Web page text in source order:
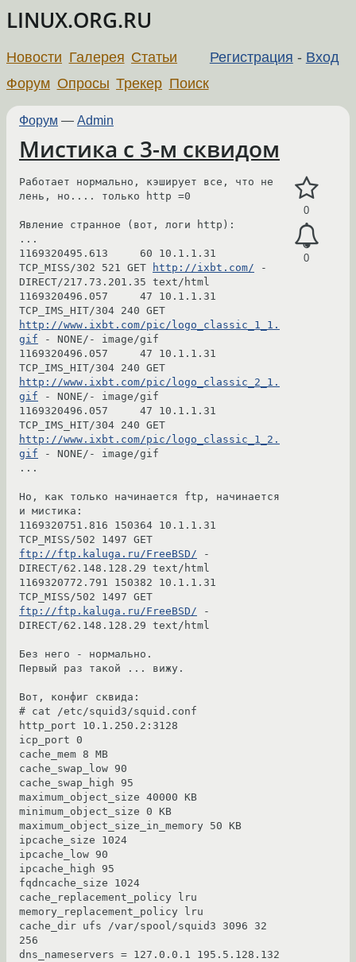
LINUX.ORG.RU
Регистрация - Вход
Новости Галерея Статьи
Форум Опросы Трекер Поиск
Форум — Admin
Мистика с 3-м сквидом
0
0
Работает нормально, кэширует все, что не
лень, но.... только http =0
Явление странное (вот, логи http):
...
1169320495.613     60 10.1.1.31
TCP_MISS/302 521 GET
http://ixbt.com/ -
DIRECT/217.73.201.35 text/html
1169320496.057     47 10.1.1.31
http://www.ixbt.com/pic/logo_classic_1_1.
gif - NONE/- image/gif
1169320496.057     47 10.1.1.31
http://www.ixbt.com/pic/logo_classic_2_1.
gif - NONE/- image/gif
1169320496.057     47 10.1.1.31
http://www.ixbt.com/pic/logo_classic_1_2.
gif - NONE/- image/gif
...
Но, как только начинается ftp, начинается
и мистика:
1169320751.816 150364 10.1.1.31
ftp://ftp.kaluga.ru/FreeBSD/ -
DIRECT/62.148.128.29 text/html
1169320772.791 150382 10.1.1.31
ftp://ftp.kaluga.ru/FreeBSD/ -
DIRECT/62.148.128.29 text/html
Без него - нормально.
Первый раз такой ... вижу.
Вот, конфиг сквида:
# cat /etc/squid3/squid.conf
http_port 10.1.250.2:3128
icp_port 0
cache_mem 8 MB
cache_swap_low 90
cache_swap_high 95
maximum_object_size 40000 KB
minimum_object_size 0 KB
maximum_object_size_in_memory 50 KB
ipcache_size 1024
ipcache_low 90
ipcache_high 95
fqdncache_size 1024
cache_replacement_policy lru
memory_replacement_policy lru
cache_dir ufs /var/spool/squid3 3096 32
256
dns_nameservers = 127.0.0.1 195.5.128.132